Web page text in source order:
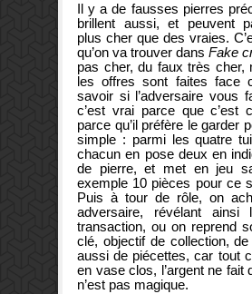
Il y a de fausses pierres
brillent aussi, et peuvent
plus cher que des vraies.
qu’on va trouver dans Fake
pas cher, du faux très cher,
les offres sont faites face
savoir si l’adversaire vous
c’est vrai parce que c’est
parce qu’il préfère le garder
simple : parmi les quatre
chacun en pose deux en
de pierre, et met en jeu
exemple 10 pièces pour ce
Puis à tour de rôle, on
adversaire, révélant ainsi
transaction, ou on reprend
clé, objectif de collection,
aussi de piécettes, car tout
en vase clos, l’argent ne fait
n’est pas magique.